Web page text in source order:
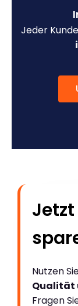
Jeder
Nutzen
Qualität
Fragen